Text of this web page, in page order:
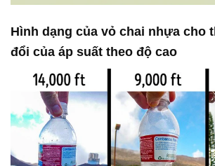
Hình dạng của vỏ chai nhựa cho
đổi của áp suất theo độ cao